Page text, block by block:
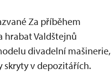
Za příběhem
Valdštejnů
divadelní mašinerie,
skryty v depozitářích.